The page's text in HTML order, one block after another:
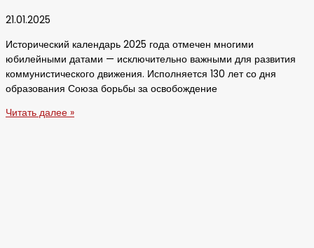
21.01.2025
Исторический календарь 2025 года отмечен многими
юбилейными датами — исключительно важными для развития
коммунистического движения. Исполняется 130 лет со дня
образования Союза борьбы за освобождение
Читать далее »